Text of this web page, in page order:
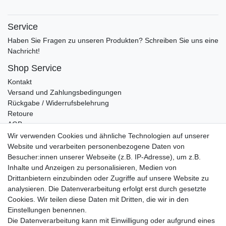
Service
Haben Sie Fragen zu unseren Produkten? Schreiben Sie uns eine
Nachricht!
Shop Service
Kontakt
Versand und Zahlungsbedingungen
Rückgabe / Widerrufsbelehrung
Retoure
AGB
Vertrag widerrufen
Informationen
Datenschutz
Impressum
Wir verschicken klimaneutral mit DPD
Wir verwenden Cookies und ähnliche Technologien auf unserer
Website und verarbeiten personenbezogene Daten von
Besucher:innen unserer Webseite (z.B. IP-Adresse), um z.B.
Inhalte und Anzeigen zu personalisieren, Medien von
Drittanbietern einzubinden oder Zugriffe auf unsere Website zu
analysieren. Die Datenverarbeitung erfolgt erst durch gesetzte
Cookies. Wir teilen diese Daten mit Dritten, die wir in den
Einstellungen benennen.
Die Datenverarbeitung kann mit Einwilligung oder aufgrund eines